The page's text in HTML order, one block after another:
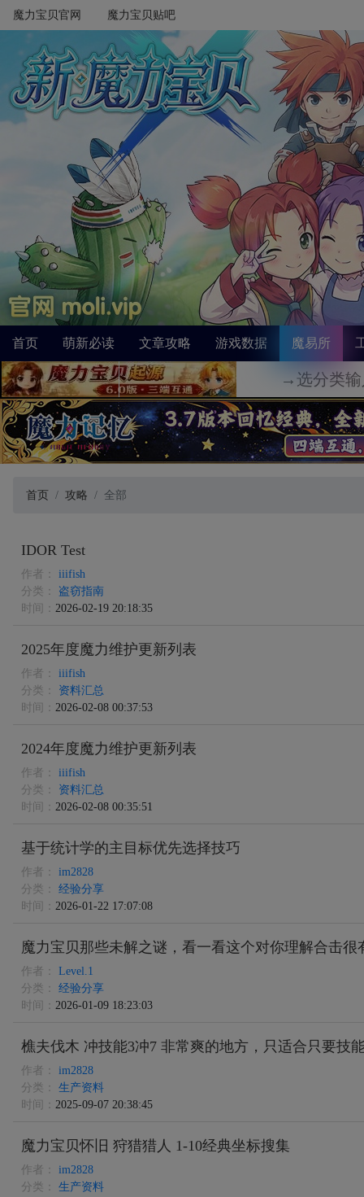
魔力宝贝官网 魔力宝贝贴吧
首页 萌新必读 文章攻略 游戏数据 魔易所
首页 攻略 全部
IDOR Test
作者：
iiifish
分类：
盗窃指南
时间： 2026-02-19 20:18:35
2025年度魔力维护更新列表
作者：
iiifish
分类：
资料汇总
时间： 2026-02-08 00:37:53
2024年度魔力维护更新列表
作者：
iiifish
分类：
资料汇总
时间： 2026-02-08 00:35:51
基于统计学的主目标优先选择技巧
作者：
im2828
分类：
经验分享
时间： 2026-01-22 17:07:08
魔力宝贝那些未解之谜，看一看这个对你理解合击很
作者：
Level.1
分类：
经验分享
时间： 2026-01-09 18:23:03
樵夫伐木 冲技能3冲7 非常爽的地方，只适合只要技
作者：
im2828
分类：
生产资料
时间： 2025-09-07 20:38:45
魔力宝贝怀旧 狩猎猎人 1-10经典坐标搜集
作者：
im2828
分类：
生产资料